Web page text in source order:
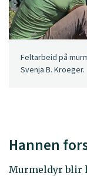
Feltarbeid på
Svenja B. Kroeger.
Hannen
Murmeldyr blir